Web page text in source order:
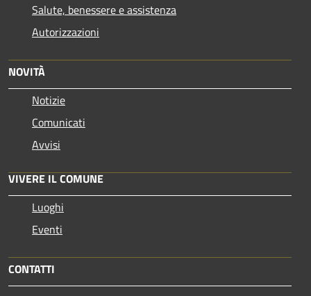
Salute, benessere e assistenza
Autorizzazioni
NOVITÀ
Notizie
Comunicati
Avvisi
VIVERE IL COMUNE
Luoghi
Eventi
CONTATTI